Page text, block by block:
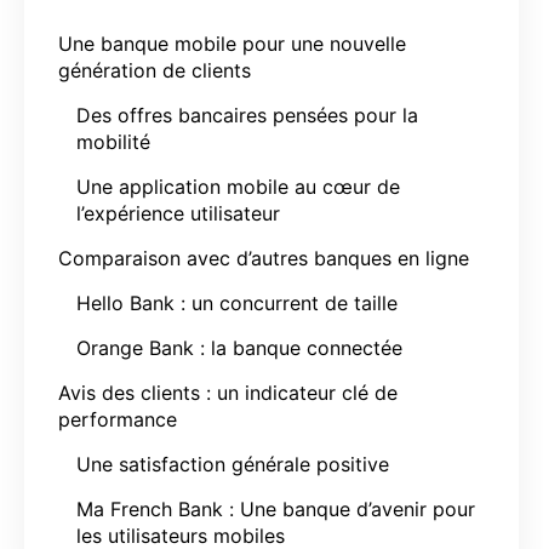
Une banque mobile pour une nouvelle
génération de clients
Des offres bancaires pensées pour la
mobilité
Une application mobile au cœur de
l’expérience utilisateur
Comparaison avec d’autres banques en ligne
Hello Bank : un concurrent de taille
Orange Bank : la banque connectée
Avis des clients : un indicateur clé de
performance
Une satisfaction générale positive
Ma French Bank : Une banque d’avenir pour
les utilisateurs mobiles